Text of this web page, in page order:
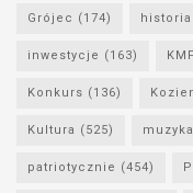
Grójec (174) historia
inwestycje (163)
Konkurs (136)
Kultura (525) muzyka
patriotycznie (454)